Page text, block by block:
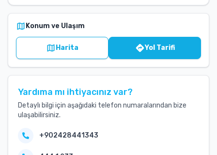
Konum ve Ulaşım
Harita Yol Tarifi
Yardıma mı ihtiyacınız var?
Detaylı bilgi için aşağıdaki telefon numaralarından bize
ulaşabilirsiniz.
+902428441343